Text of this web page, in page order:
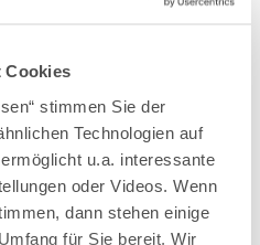
Cookies
stimmen Sie der
Technologien auf
u.a. interessante
oder Videos. Wenn
dann stehen einige
für Sie bereit. Wir
bezeichnet werden.
zum Teilen
dabei helfen können,
Betriebs zu stärken,
Nachhaltigkeitsmanager
KG mit Sitz in Leutkirch
Mitarbeitenden fokussiert